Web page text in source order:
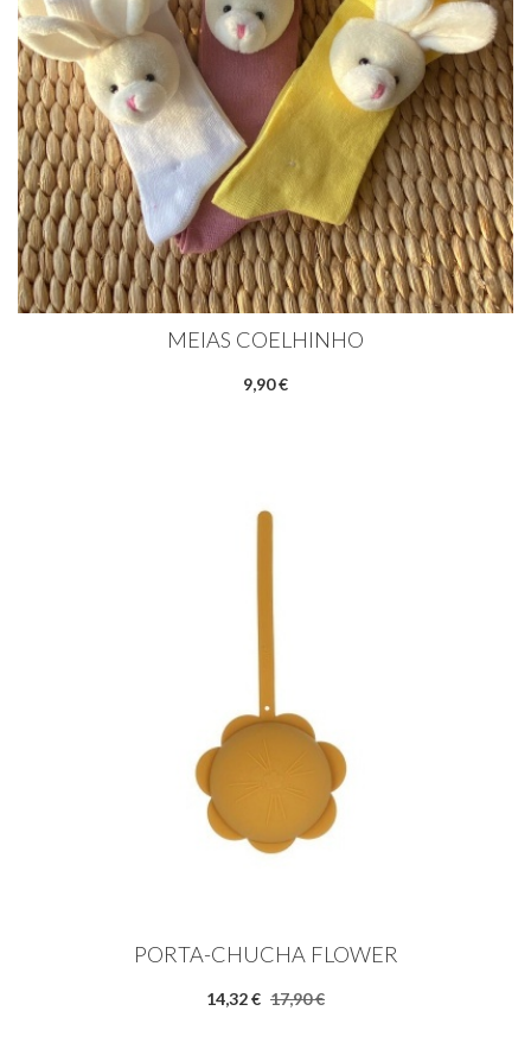
MEIAS COELHINHO
9,90 €
PORTA-CHUCHA FLOWER
14,32 € 17,90 €